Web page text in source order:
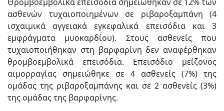
ασθενών τυχαιοποιημένων σε ριβαροξαμπάνη (4
ισχαιμικά αγγειακά εγκεφαλικά επεισόδια και 3
εμφράγματα μυοκαρδίου). Στους ασθενείς που
τυχαιοποιήθηκαν στη βαρφαρίνη δεν αναφέρθηκαν
θρομβοεμβολικά επεισόδια. Επεισόδιο μείζονος
αιμορραγίας σημειώθηκε σε 4 ασθενείς (7%) της
ομάδας της ριβαροξαμπάνης και σε 2 ασθενείς (3%)
της ομάδας της βαρφαρίνης.